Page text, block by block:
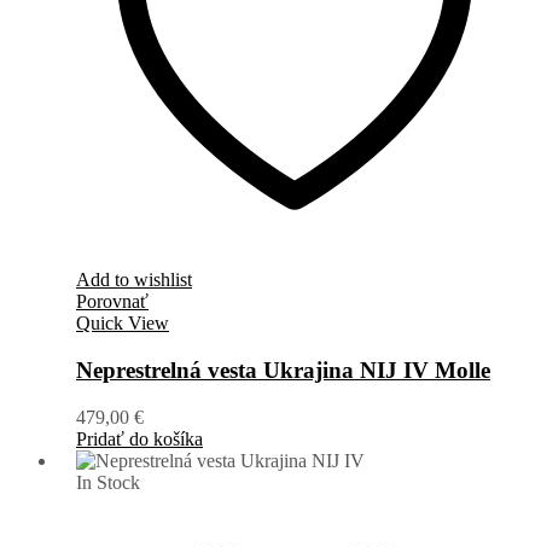
Add to wishlist
Porovnať
Quick View
Neprestrelná vesta Ukrajina NIJ IV Molle
479,00 €
Pridať do košíka
In Stock